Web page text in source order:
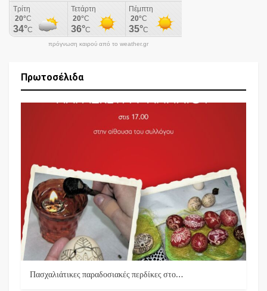
πρόγνωση καιρού από το weather.gr
Πρωτοσέλιδα
Πασχαλιάτικες παραδοσιακές περδίκες στο…